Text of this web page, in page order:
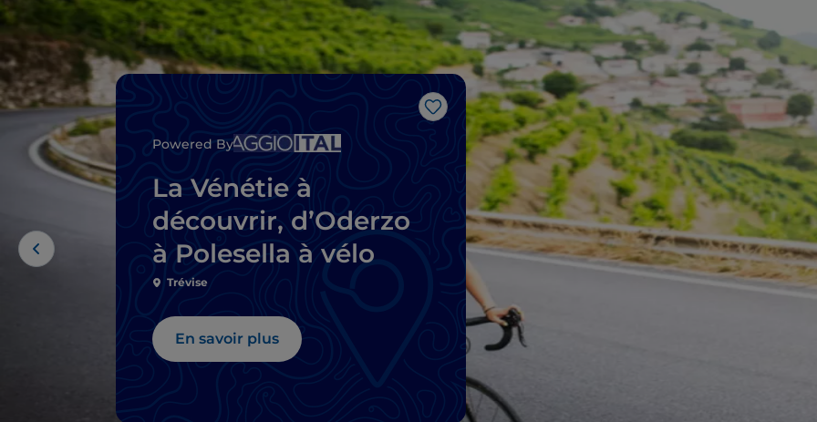
J’aime
Powered By
La Vénétie à
découvrir, d’Oderzo
à Polesella à vélo
Trévise
En savoir plus